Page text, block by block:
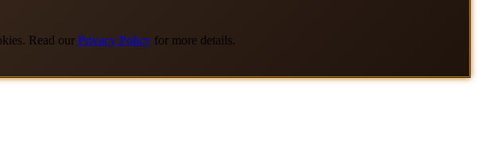
Read our Privacy Policy for more details.